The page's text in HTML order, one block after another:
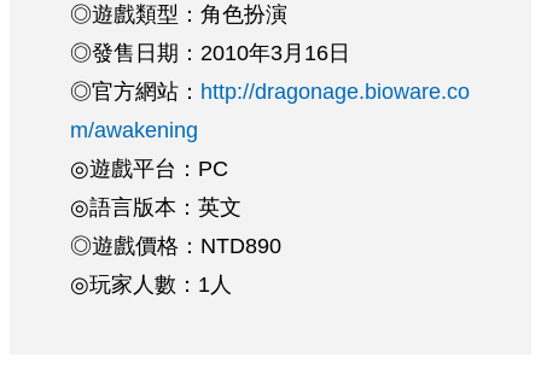
◎遊戲類型：角色扮演
◎發售日期：2010年3月16日
◎官方網站： http://dragonage.bioware.co
m/awakening
◎遊戲平台：PC
◎語言版本：英文
◎遊戲價格：NTD890
◎玩家人數：1人